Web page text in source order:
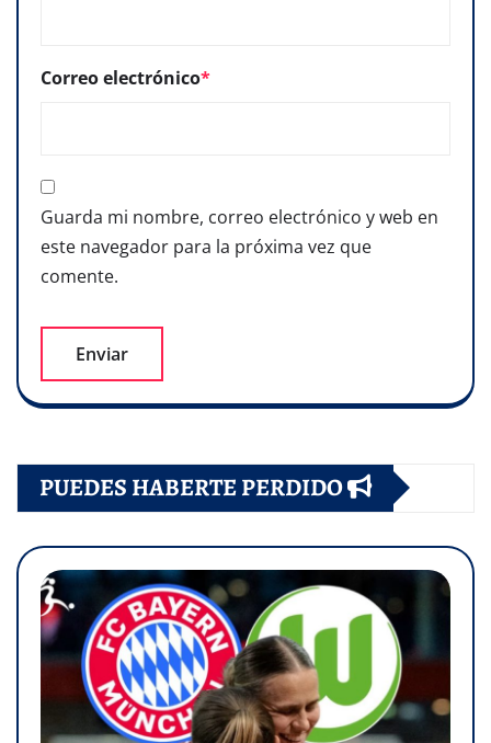
Correo electrónico*
Guarda mi nombre, correo electrónico y web en
este navegador para la próxima vez que
comente.
PUEDES HABERTE PERDIDO